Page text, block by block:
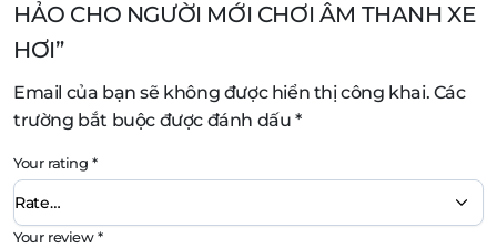
HẢO CHO NGƯỜI MỚI CHƠI ÂM THANH XE
HƠI”
Email của bạn sẽ không được hiển thị công khai. Các
trường bắt buộc được đánh dấu*
Your rating*
Your review*